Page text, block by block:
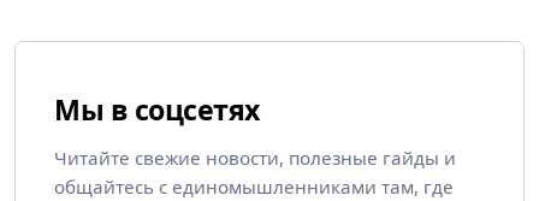
Мы в соцсетях
Читайте свежие новости, полезные гайды и
общайтесь с единомышленниками там, где